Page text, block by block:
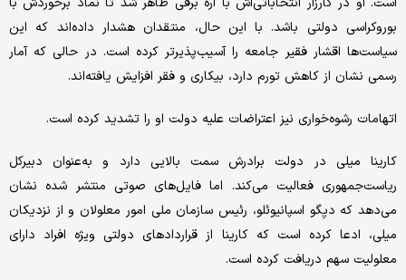
بوروکراسی دولتی باشد. با این حال، منتقدان هشدار داده‌اند که این
سیاست‌ها اقشار فقیر جامعه را آسیب‌پذیرتر کرده است. در حالی که آمار
رسمی نشان از کاهش تورم دارد، بیکاری و فقر افزایش یافته‌اند.
اتهامات رشوه‌خواری نیز اعتراضات علیه دولت او را تشدید کرده است.
کارینا میلی در دولت برادرش سمت بالایی دارد و به‌عنوان دبیرکل
ریاست‌جمهوری فعالیت می‌کند. اما فایل‌های صوتی منتشر شده نشان
می‌دهد که دیِگو اسپانیوئلو، رئیس سازمان ملی امور معلولان و از نزدیکان
میلی، ادعا کرده است که کارینا از قراردادهای دولتی ویژه افراد دارای
معلولیت سهم دریافت کرده است.